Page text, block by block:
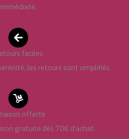
immédiate.
faciles
les retours sont simplifiés.
offerte
gratuite dès 70€ d’achat.